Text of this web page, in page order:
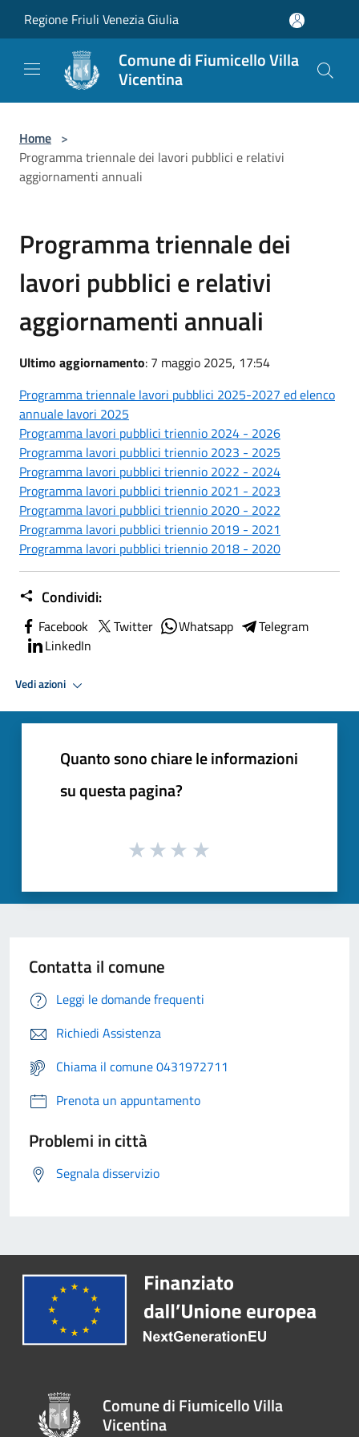
Regione Friuli Venezia Giulia
Comune di Fiumicello Villa
Vicentina
Home >
Programma triennale dei lavori pubblici e relativi
aggiornamenti annuali
Programma triennale dei
lavori pubblici e relativi
aggiornamenti annuali
Ultimo aggiornamento: 7 maggio 2025, 17:54
Programma triennale lavori pubblici 2025-2027 ed elenco
annuale lavori 2025
Programma lavori pubblici triennio 2024 - 2026
Programma lavori pubblici triennio 2023 - 2025
Programma lavori pubblici triennio 2022 - 2024
Programma lavori pubblici triennio 2021 - 2023
Programma lavori pubblici triennio 2020 - 2022
Programma lavori pubblici triennio 2019 - 2021
Programma lavori pubblici triennio 2018 - 2020
Condividi:
Facebook Twitter Whatsapp
Telegram
LinkedIn
Vedi azioni
Quanto sono chiare le informazioni
su questa pagina?
Contatta il comune
Leggi le domande frequenti
Richiedi Assistenza
Chiama il comune 0431972711
Prenota un appuntamento
Problemi in città
Segnala disservizio
Comune di Fiumicello Villa
Vicentina